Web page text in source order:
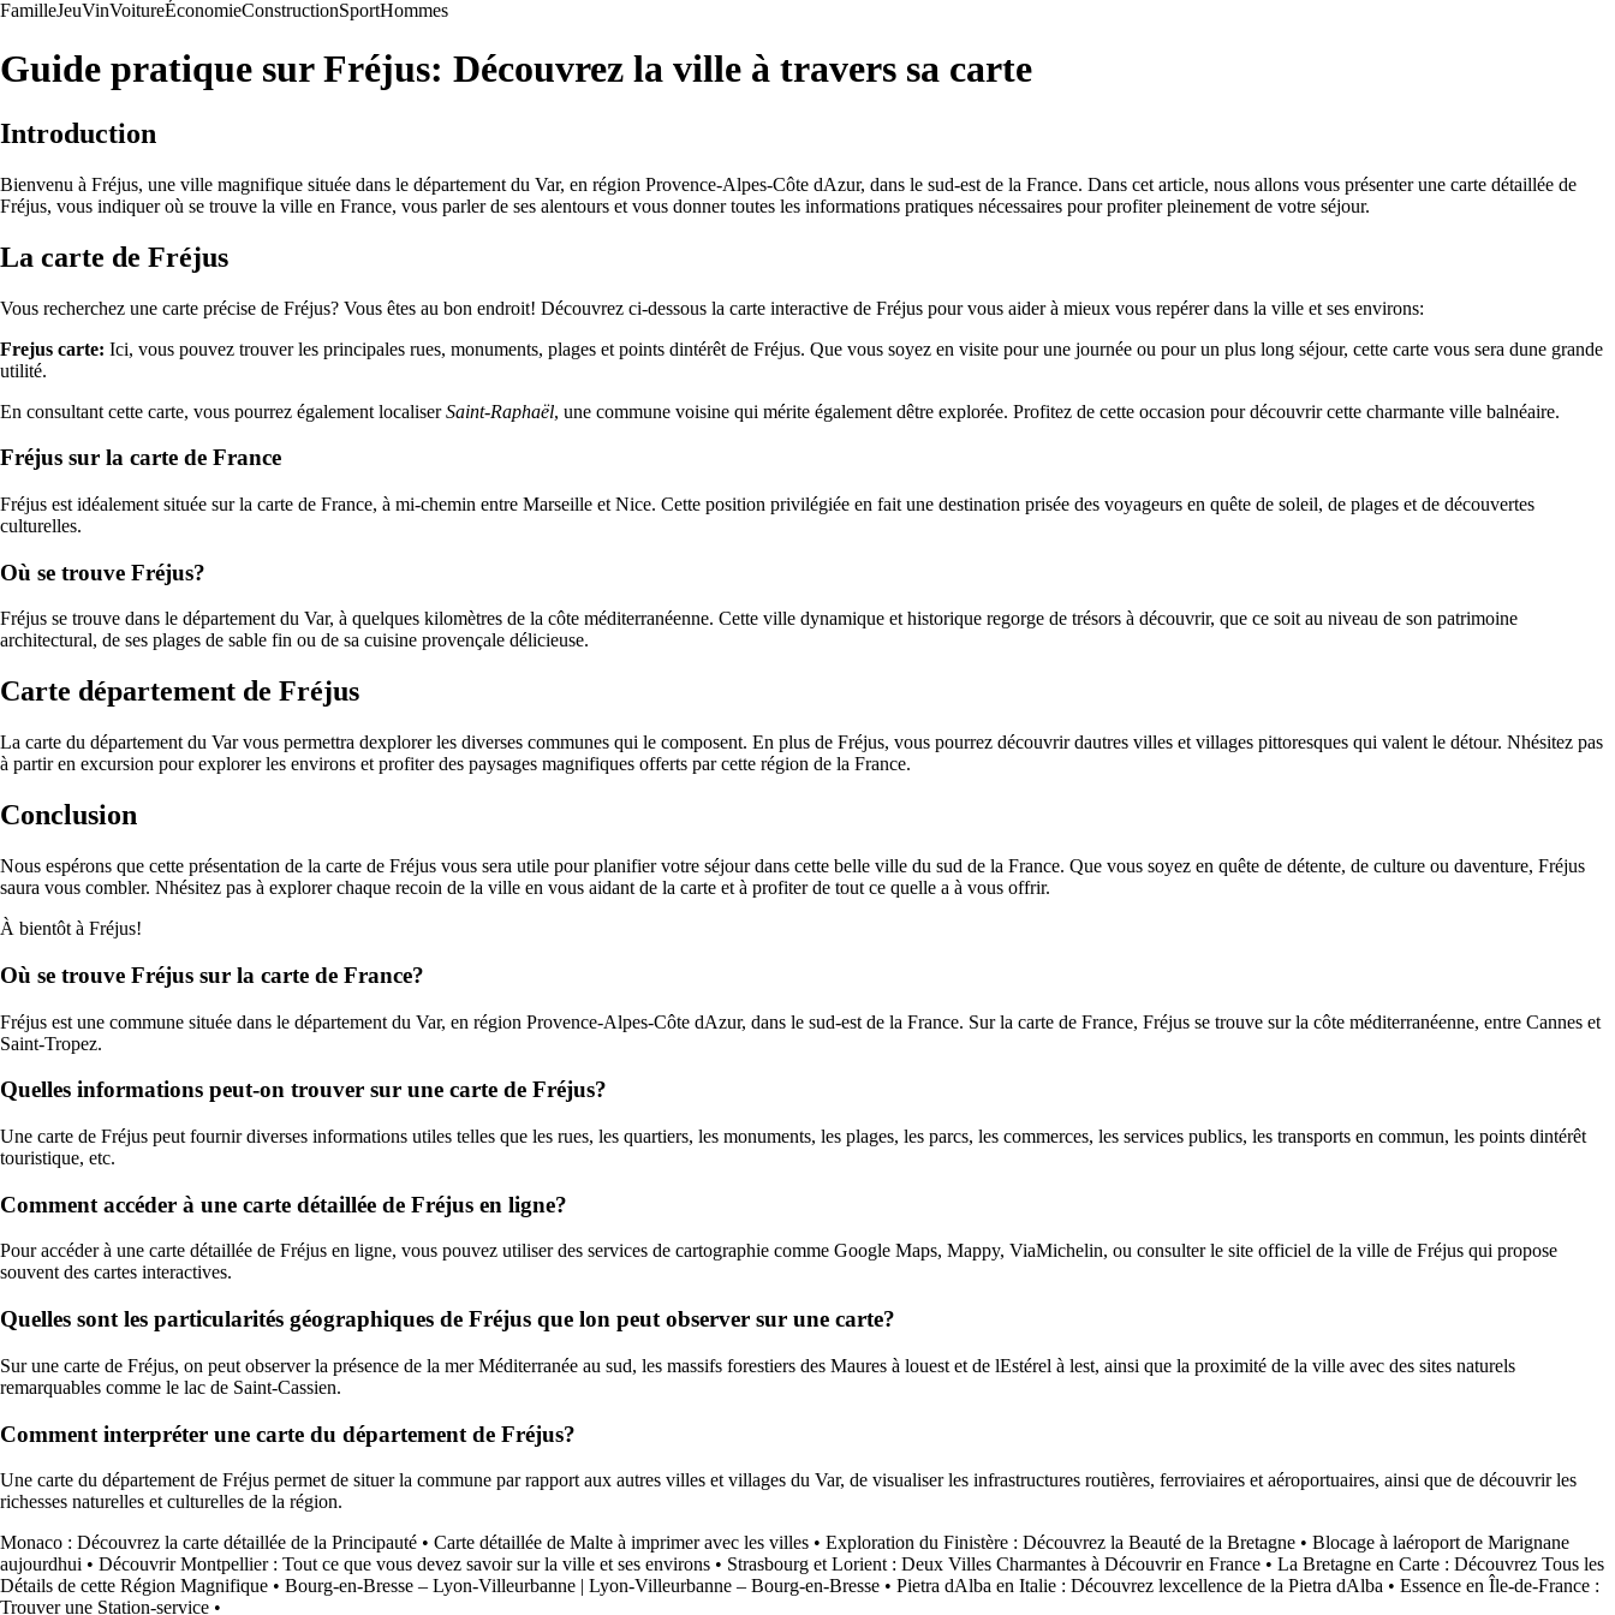
FamilleJeuVinVoitureÉconomieConstructionSportHommes
Guide pratique sur Fréjus: Découvrez la ville à travers sa carte
Introduction
Bienvenu à Fréjus, une ville magnifique située dans le département du Var, en région Provence-Alpes-Côte dAzur, dans le sud-est de la France. Dans cet article, nous allons vous présenter une carte détaillée de
Fréjus, vous indiquer où se trouve la ville en France, vous parler de ses alentours et vous donner toutes les informations pratiques nécessaires pour profiter pleinement de votre séjour.
La carte de Fréjus
Vous recherchez une carte précise de Fréjus? Vous êtes au bon endroit! Découvrez ci-dessous la carte interactive de Fréjus pour vous aider à mieux vous repérer dans la ville et ses environs:
Frejus carte: Ici, vous pouvez trouver les principales rues, monuments, plages et points dintérêt de Fréjus. Que vous soyez en visite pour une journée ou pour un plus long séjour, cette carte vous sera dune grande
utilité.
En consultant cette carte, vous pourrez également localiserSaint-Raphaël, une commune voisine qui mérite également dêtre explorée. Profitez de cette occasion pour découvrir cette charmante ville balnéaire.
Fréjus sur la carte de France
Fréjus est idéalement située sur la carte de France, à mi-chemin entre Marseille et Nice. Cette position privilégiée en fait une destination prisée des voyageurs en quête de soleil, de plages et de découvertes
culturelles.
Où se trouve Fréjus?
Fréjus se trouve dans le département du Var, à quelques kilomètres de la côte méditerranéenne. Cette ville dynamique et historique regorge de trésors à découvrir, que ce soit au niveau de son patrimoine
architectural, de ses plages de sable fin ou de sa cuisine provençale délicieuse.
Carte département de Fréjus
La carte du département du Var vous permettra dexplorer les diverses communes qui le composent. En plus de Fréjus, vous pourrez découvrir dautres villes et villages pittoresques qui valent le détour. Nhésitez pas
à partir en excursion pour explorer les environs et profiter des paysages magnifiques offerts par cette région de la France.
Conclusion
Nous espérons que cette présentation de la carte de Fréjus vous sera utile pour planifier votre séjour dans cette belle ville du sud de la France. Que vous soyez en quête de détente, de culture ou daventure, Fréjus
saura vous combler. Nhésitez pas à explorer chaque recoin de la ville en vous aidant de la carte et à profiter de tout ce quelle a à vous offrir.
À bientôt à Fréjus!
Où se trouve Fréjus sur la carte de France?
Fréjus est une commune située dans le département du Var, en région Provence-Alpes-Côte dAzur, dans le sud-est de la France. Sur la carte de France, Fréjus se trouve sur la côte méditerranéenne, entre Cannes et
Saint-Tropez.
Quelles informations peut-on trouver sur une carte de Fréjus?
Une carte de Fréjus peut fournir diverses informations utiles telles que les rues, les quartiers, les monuments, les plages, les parcs, les commerces, les services publics, les transports en commun, les points dintérêt
touristique, etc.
Comment accéder à une carte détaillée de Fréjus en ligne?
Pour accéder à une carte détaillée de Fréjus en ligne, vous pouvez utiliser des services de cartographie comme Google Maps, Mappy, ViaMichelin, ou consulter le site officiel de la ville de Fréjus qui propose
souvent des cartes interactives.
Quelles sont les particularités géographiques de Fréjus que lon peut observer sur une carte?
Sur une carte de Fréjus, on peut observer la présence de la mer Méditerranée au sud, les massifs forestiers des Maures à louest et de lEstérel à lest, ainsi que la proximité de la ville avec des sites naturels
remarquables comme le lac de Saint-Cassien.
Comment interpréter une carte du département de Fréjus?
Une carte du département de Fréjus permet de situer la commune par rapport aux autres villes et villages du Var, de visualiser les infrastructures routières, ferroviaires et aéroportuaires, ainsi que de découvrir les
richesses naturelles et culturelles de la région.
Monaco : Découvrez la carte détaillée de la Principauté • Carte détaillée de Malte à imprimer avec les villes • Exploration du Finistère : Découvrez la Beauté de la Bretagne • Blocage à laéroport de Marignane
aujourdhui • Découvrir Montpellier : Tout ce que vous devez savoir sur la ville et ses environs • Strasbourg et Lorient : Deux Villes Charmantes à Découvrir en France • La Bretagne en Carte : Découvrez Tous les
Détails de cette Région Magnifique • Bourg-en-Bresse – Lyon-Villeurbanne | Lyon-Villeurbanne – Bourg-en-Bresse • Pietra dAlba en Italie : Découvrez lexcellence de la Pietra dAlba • Essence en Île-de-France :
Trouver une Station-service •